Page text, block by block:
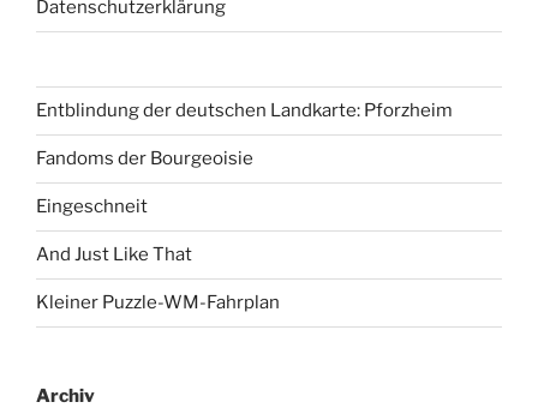
Datenschutzerklärung
Entblindung der deutschen Landkarte: Pforzheim
Fandoms der Bourgeoisie
Eingeschneit
And Just Like That
Kleiner Puzzle-WM-Fahrplan
Archiv